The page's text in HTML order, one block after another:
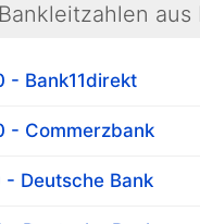
aus
- Bank11direkt
- Commerzbank
Deutsche Bank